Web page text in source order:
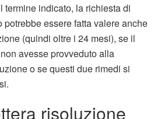
termine indicato, la richiesta di
potrebbe essere fatta valere anche
(quindi oltre i 24 mesi), se il
avesse provveduto alla
o se questi due rimedi si
risoluzione